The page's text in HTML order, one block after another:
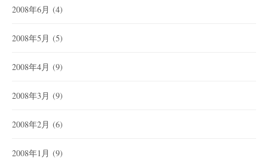
2008年6月 (4)
2008年5月 (5)
2008年4月 (9)
2008年3月 (9)
2008年2月 (6)
2008年1月 (9)